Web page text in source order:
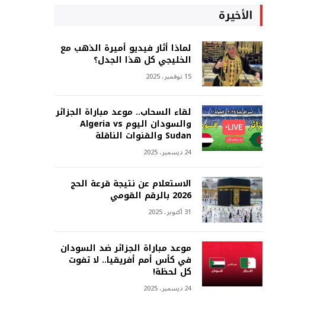
الأخيرة
لماذا أثار فيديو أميرة الذهب مع
الخليجي كل هذا الجدل؟
15 نوفمبر، 2025
لقاء السحاب.. موعد مباراة الجزائر
والسودان اليوم Algeria vs
Sudan والقنوات الناقلة
24 ديسمبر، 2025
الاستعلام عن نتيجة قرعة الحج
2026 بالرقم القومي
31 أكتوبر، 2025
موعد مباراة الجزائر ضد السودان
في كأس أمم أفريقيا.. لا تفوت
كل لحظة!
24 ديسمبر، 2025